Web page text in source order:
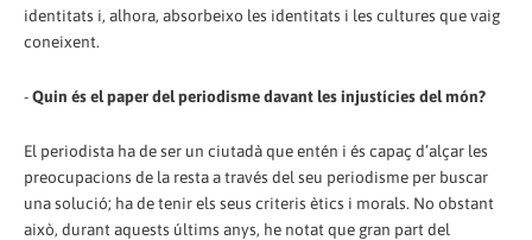
identitats i, alhora, absorbeixo les identitats i les cultures que vaig
coneixent.
-Quin és el paper del periodisme davant les injustícies del món?
El periodista ha de ser un ciutadà que entén i és capaç d’alçar les
preocupacions de la resta a través del seu periodisme per buscar
una solució; ha de tenir els seus criteris ètics i morals. No obstant
això, durant aquests últims anys, he notat que gran part del